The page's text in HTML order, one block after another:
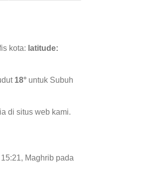
kota: latitude:
18° untuk Subuh
di situs web kami.
Maghrib pada